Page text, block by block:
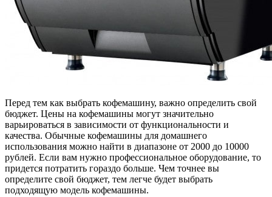
Перед тем как выбрать кофемашину, важно определить свой
бюджет. Цены на кофемашины могут значительно
варьироваться в зависимости от функциональности и
качества. Обычные кофемашины для домашнего
использования можно найти в диапазоне от 2000 до 10000
рублей. Если вам нужно профессиональное оборудование, то
придется потратить гораздо больше. Чем точнее вы
определите свой бюджет, тем легче будет выбрать
подходящую модель кофемашины.